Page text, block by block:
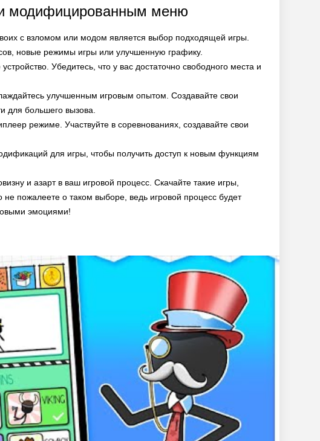
модифицированным меню
с взломом или модом является выбор подходящей игры.
новые режимы игры или улучшенную графику.
Убедитесь, что у вас достаточно свободного места и
улучшенным игровым опытом. Создавайте свои
для большего вызова.
режиме. Участвуйте в соревнованиях, создавайте свои
для игры, чтобы получить доступ к новым функциям
и азарт в ваш игровой процесс. Скачайте такие игры,
не пожалеете о таком выборе, ведь игровой процесс будет
эмоциями!